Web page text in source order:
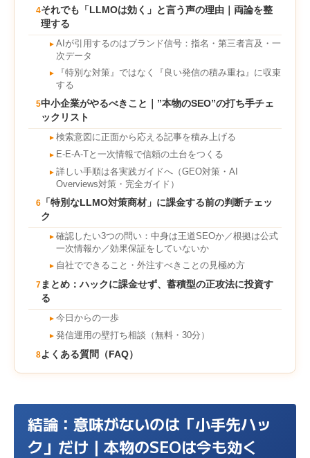
4それでも「LLMOは効く」と言う声の理由｜両論を整
理する
► AIが引用するのはブランド信号：指名・第三者言及・一
次データ
►
『特別な対策』ではなく『良い発信の積み重ね』に収束
する
5中小企業がやるべきこと｜”本物のSEO”の打ち手チェ
ックリスト
► 検索意図に正面から応える記事を積み上げる
► E-E-A-Tと一次情報で信頼の土台をつくる
► 詳しい手順は各実践ガイドへ（GEO対策・AI
Overviews対策・完全ガイド）
6 「特別なLLMO対策商材」に課金する前の判断チェッ
ク
► 確認したい3つの問い：中身は王道SEOか／根拠は公式
一次情報か／効果保証をしていないか
► 自社でできること・外注すべきことの見極め方
7 まとめ：ハックに課金せず、蓄積型の正攻法に投資す
る
► 今日からの一歩
► 発信運用の壁打ち相談（無料・30分）
8よくある質問（FAQ）
結論：意味がないのは「小手先ハッ
ク」だけ｜本物のSEOは今も効く